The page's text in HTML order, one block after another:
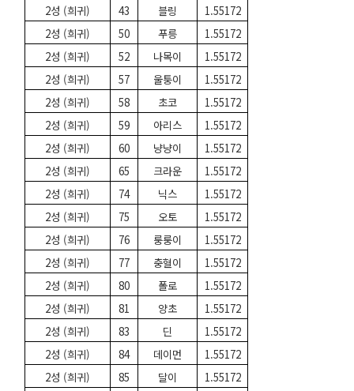
2성 (희귀)
43 블링
1.55172
2성 (희귀)
50 푸릉
1.55172
2성 (희귀)
52 나목이
1.55172
2성 (희귀)
57 울퉁이
1.55172
2성 (희귀)
58 초코
1.55172
2성 (희귀)
59 아리스
1.55172
2성 (희귀)
60 냥냥이
1.55172
2성 (희귀)
65 크라운
1.55172
2성 (희귀)
74 닉스
1.55172
2성 (희귀)
75 오토
1.55172
2성 (희귀)
76 룽룽이
1.55172
2성 (희귀)
77 충혈이
1.55172
2성 (희귀)
80 폴로
1.55172
2성 (희귀)
81 양초
1.55172
2성 (희귀)
83 딘
1.55172
2성 (희귀)
84 데이먼
1.55172
2성 (희귀)
85 달이
1.55172